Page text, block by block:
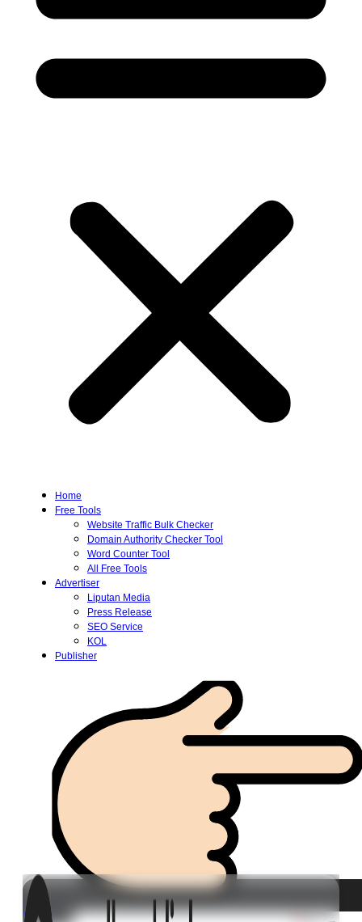
Home
Free Tools
Website Traffic Bulk Checker
Domain Authority Checker Tool
Word Counter Tool
All Free Tools
Advertiser
Liputan Media
Press Release
SEO Service
KOL
Publisher
Login